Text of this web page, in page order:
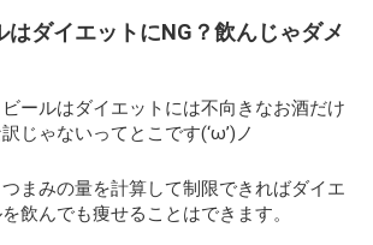
はダイエットにNG？飲んじゃダメ
ールはダイエットには不向きなお酒だけ
じゃないってとこです(‘ω’)ノ
まみの量を計算して制限できればダイエ
飲んでも痩せることはできます。